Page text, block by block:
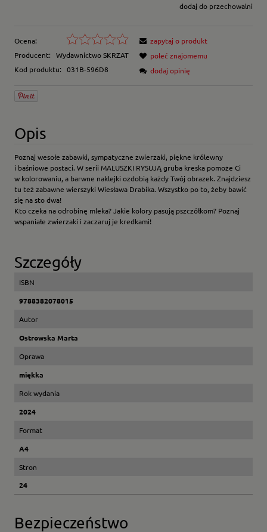
dodaj do przechowalni
Ocena:
Producent:
Wydawnictwo SKRZAT
Kod produktu:
031B-596D8
zapytaj o produkt
poleć znajomemu
dodaj opinię
Opis
Poznaj wesołe zabawki, sympatyczne zwierzaki, piękne królewny
i baśniowe postaci. W serii MALUSZKI RYSUJĄ gruba kreska pomoże Ci
w kolorowaniu, a barwne naklejki ozdobią każdy Twój obrazek. Znajdziesz
tu też zabawne wierszyki Wiesława Drabika. Wszystko po to, żeby bawić
się na sto dwa!
Kto czeka na odrobinę mleka? Jakie kolory pasują pszczółkom? Poznaj
wspaniałe zwierzaki i zaczaruj je kredkami!
Szczegóły
ISBN
9788382078015
Autor
Ostrowska Marta
Oprawa
miękka
Rok wydania
2024
Format
A4
Stron
24
Bezpieczeństwo